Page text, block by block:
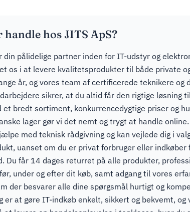
hos JITS ApS?
din pålidelige partner inden for IT-udstyr og
os i at levere kvalitetsprodukter til både private
år, og vores team af certificerede teknikere og
sikrer, at du altid får den rigtige løsning
et bredt sortiment, konkurrencedygtige priser og
lager gør vi det nemt og trygt at handle
med teknisk rådgivning og kan vejlede dig i
uanset om du er privat forbruger eller indkøber
Du får 14 dages returret på alle produkter,
under og efter dit køb, samt adgang til vores
der besvarer alle dine spørgsmål hurtigt og
er at gøre IT-indkøb enkelt, sikkert og bekvemt, og